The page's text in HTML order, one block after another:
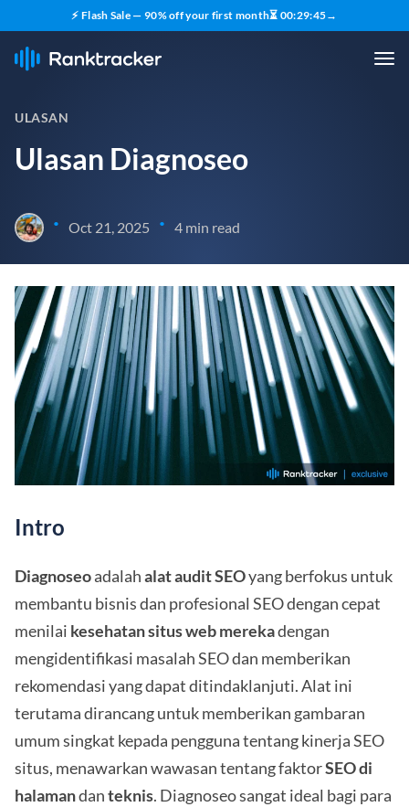
⚡ Flash Sale — 90% off your first month⏳ 00:29:44→
ULASAN
Ulasan Diagnoseo
• Oct 21, 2025 • 4 min read
Intro
Diagnoseoadalahalat audit SEOyang berfokus untuk
membantu bisnis dan profesional SEO dengan cepat
menilai kesehatan situs web merekadengan
mengidentifikasi masalah SEO dan memberikan
rekomendasi yang dapat ditindaklanjuti. Alat ini
terutama dirancang untuk memberikan gambaran
umum singkat kepada pengguna tentang kinerja SEO
situs, menawarkan wawasan tentang faktorSEOdi
halamandanteknis. Diagnoseo sangat ideal bagi para